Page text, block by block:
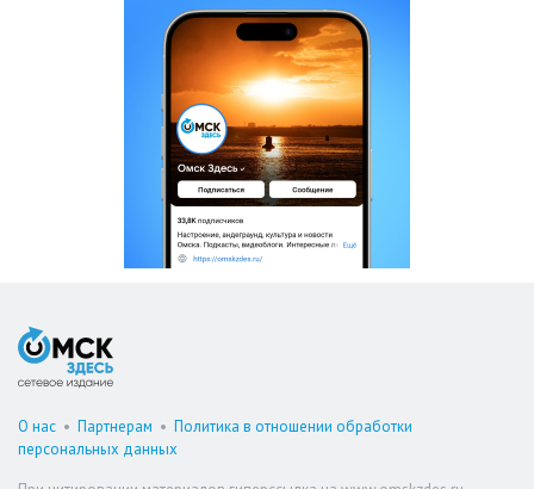
О нас • Партнерам • Политика в отношении обработки
персональных данных